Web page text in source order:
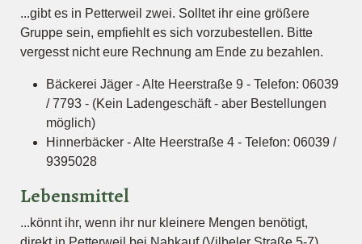
...gibt es in Petterweil zwei. Solltet ihr eine größere
Gruppe sein, empfiehlt es sich vorzubestellen. Bitte
vergesst nicht eure Rechnung am Ende zu bezahlen.
Bäckerei Jäger - Alte Heerstraße 9 - Telefon: 06039
/ 7793 - (Kein Ladengeschäft - aber Bestellungen
möglich)
Hinnerbäcker - Alte Heerstraße 4 - Telefon: 06039 /
9395028
Lebensmittel
...könnt ihr, wenn ihr nur kleinere Mengen benötigt,